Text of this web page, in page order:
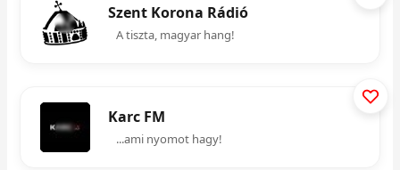
Szent Korona Rádió
A tiszta, magyar hang!
Karc FM
...ami nyomot hagy!